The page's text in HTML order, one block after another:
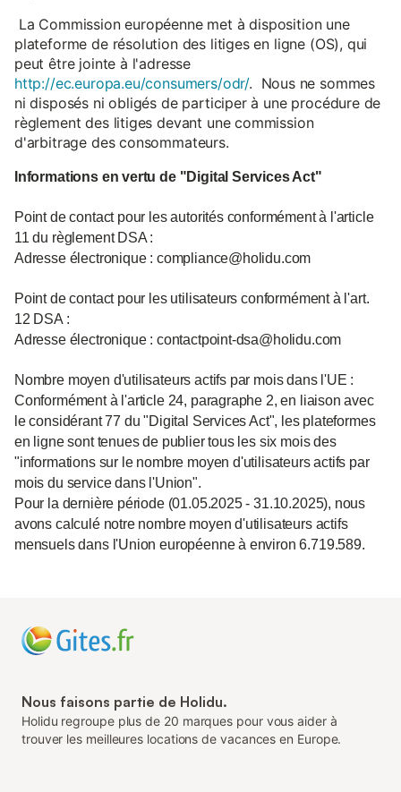
La Commission européenne met à disposition une
plateforme de résolution des litiges en ligne (OS), qui
peut être jointe à l'adresse
http://ec.europa.eu/consumers/odr/. Nous ne sommes
ni disposés ni obligés de participer à une procédure de
règlement des litiges devant une commission
d'arbitrage des consommateurs.
Informations en vertu de "Digital Services Act"
Point de contact pour les autorités conformément à l'article
11 du règlement DSA :
Adresse électronique : compliance@holidu.com
Point de contact pour les utilisateurs conformément à l'art.
12 DSA :
Adresse électronique : contactpoint-dsa@holidu.com
Nombre moyen d'utilisateurs actifs par mois dans l'UE :
Conformément à l'article 24, paragraphe 2, en liaison avec
le considérant 77 du "Digital Services Act", les plateformes
en ligne sont tenues de publier tous les six mois des
"informations sur le nombre moyen d'utilisateurs actifs par
mois du service dans l'Union".
Pour la dernière période (01.05.2025 - 31.10.2025), nous
avons calculé notre nombre moyen d'utilisateurs actifs
mensuels dans l'Union européenne à environ 6.719.589.
Nous faisons partie de Holidu.
Holidu regroupe plus de 20 marques pour vous aider à
trouver les meilleures locations de vacances en Europe.